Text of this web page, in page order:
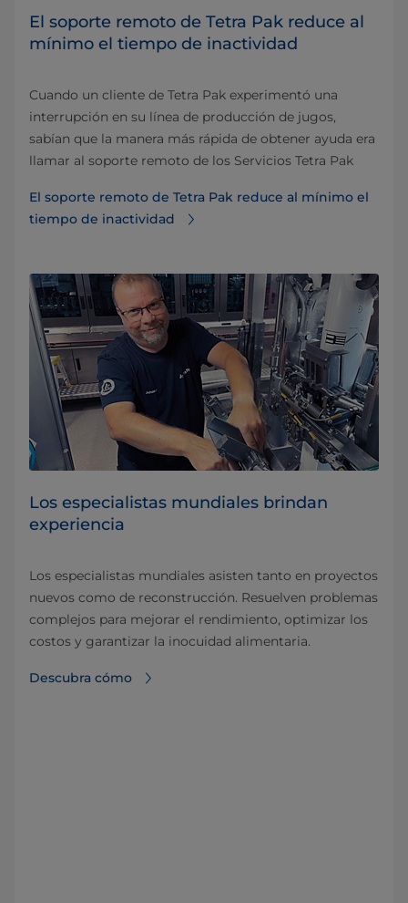
El soporte remoto de Tetra Pak reduce al
mínimo el tiempo de inactividad
Cuando un cliente de Tetra Pak experimentó una
interrupción en su línea de producción de jugos,
sabían que la manera más rápida de obtener ayuda era
llamar al soporte remoto de los Servicios Tetra Pak
El soporte remoto de Tetra Pak reduce al mínimo el
tiempo de inactividad
Los especialistas mundiales brindan
experiencia
Los especialistas mundiales asisten tanto en proyectos
nuevos como de reconstrucción. Resuelven problemas
complejos para mejorar el rendimiento, optimizar los
costos y garantizar la inocuidad alimentaria.
Descubra cómo